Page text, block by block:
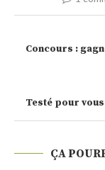
Concours :
Testé pour
ÇA